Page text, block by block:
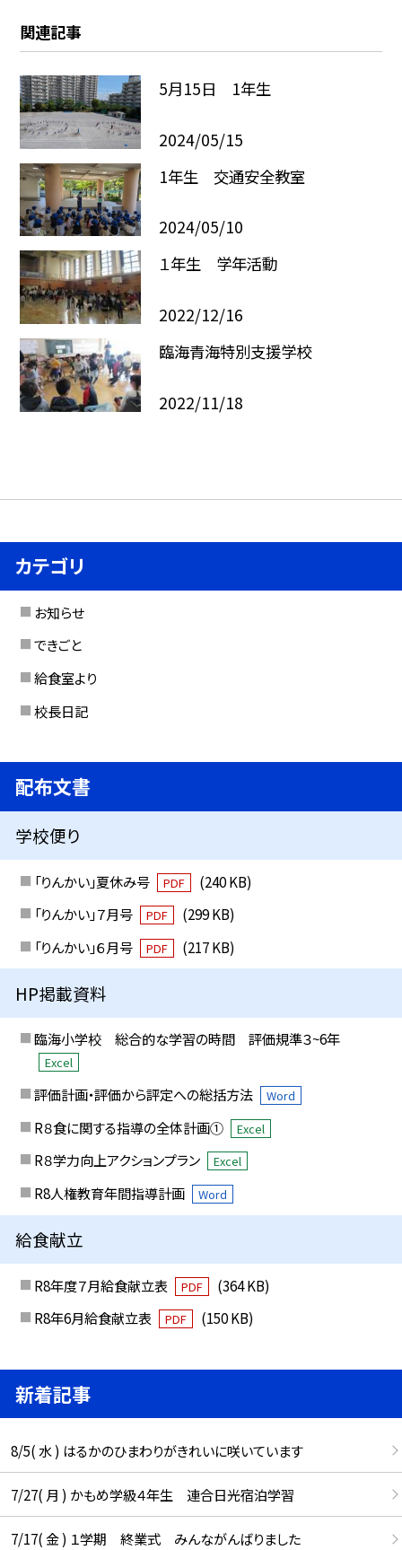
関連記事
5月15日 1年生
2024/05/15
1年生 交通安全教室
2024/05/10
１年生 学年活動
2022/12/16
臨海青海特別支援学校
2022/11/18
カテゴリ
お知らせ
できごと
給食室より
校長日記
配布文書
学校便り
「りんかい」夏休み号 PDF
(240 KB)
「りんかい」７月号
PDF
(299 KB)
「りんかい」６月号
PDF (217 KB)
HP掲載資料
臨海小学校 総合的な学習の時間 評価規準３~6年
Excel
評価計画・評価から評定への総括方法 Word
R８食に関する指導の全体計画① Excel
R８学力向上アクションプラン Excel
R8人権教育年間指導計画 Word
給食献立
R8年度７月給食献立表 PDF
(364 KB)
R8年6月給食献立表
PDF (150 KB)
新着記事
8/5( 水 ) はるかのひまわりがきれいに咲いています
7/27( 月 ) かもめ学級４年生 連合日光宿泊学習
7/17( 金 ) １学期 終業式 みんながんばりました